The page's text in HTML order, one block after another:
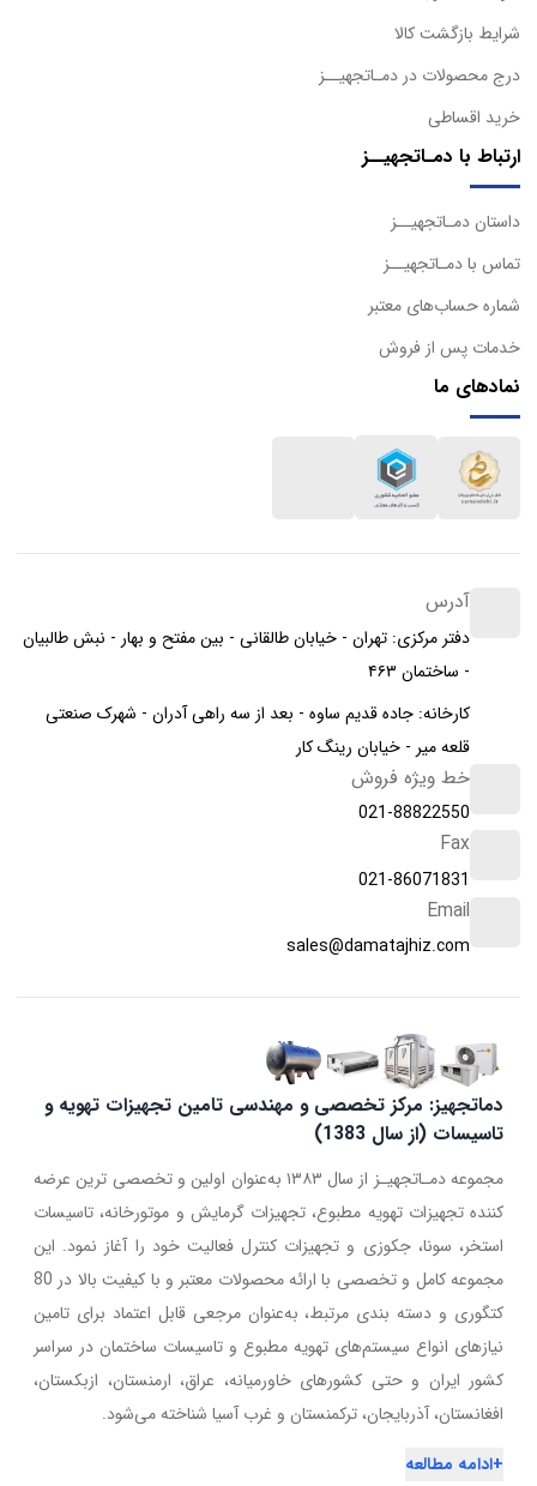
شرایط بازگشت کالا
درج محصولات در دمـاتجهیــز
خرید اقساطی
ارتباط با دمـاتجهیــز
داستان دمـاتجهیــز
تماس با دمـاتجهیــز
شماره حساب‌های معتبر
خدمات پس از فروش
نمادهای ما
آدرس
دفتر مرکزی: تهران - خیابان طالقانی - بین مفتح و بهار - نبش طالبیان
- ساختمان ۴۶۳
کارخانه: جاده قدیم ساوه - بعد از سه راهی آدران - شهرک صنعتی
قلعه میر - خیابان رینگ کار
خط ویژه فروش
021-88822550
Fax
021-86071831
Email
sales@damatajhiz.com
دماتجهیز: مرکز تخصصی و مهندسی تامین تجهیزات تهویه و
تاسیسات (از سال 1383)
مجموعه دمـاتجهیـز از سال ۱۳۸۳ به‌عنوان اولین و تخصصی ترین عرضه
کننده تجهیزات تهویه مطبوع، تجهیزات گرمایش و موتورخانه، تاسیسات
استخر، سونا، جکوزی و تجهیزات کنترل فعالیت خود را آغاز نمود. این
مجموعه کامل و تخصصی با ارائه محصولات معتبر و با کیفیت بالا در 80
کتگوری و دسته بندی مرتبط، به‌عنوان مرجعی قابل اعتماد برای تامین
نیازهای انواع سیستم‌های تهویه مطبوع و تاسیسات ساختمان در سراسر
کشور ایران و حتی کشورهای خاورمیانه، عراق، ارمنستان، ازبکستان،
افغانستان، آذربایجان، ترکمنستان و غرب آسیا شناخته می‌شود.
+ادامه مطالعه